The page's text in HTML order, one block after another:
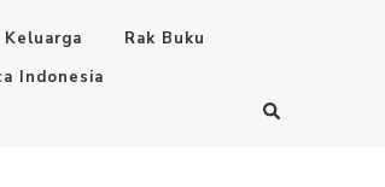
Rak Buku
Indonesia